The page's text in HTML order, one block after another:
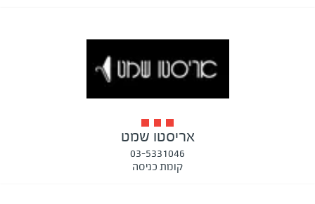
אריסטו שמט
03-5331046
קומת כניסה